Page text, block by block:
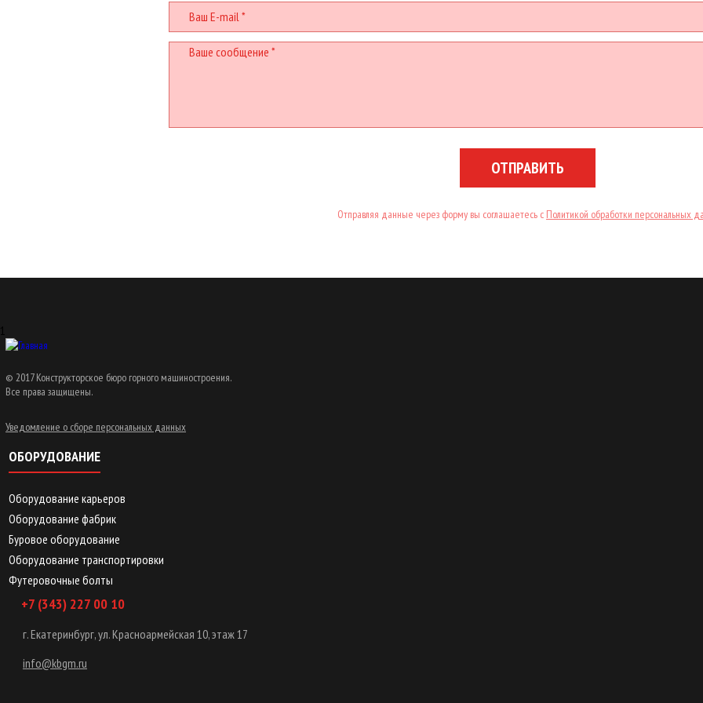
ОТПРАВИТЬ
Отправляя данные через форму вы соглашаетесь с Политикой обработки персональных
1
© 2017 Конструкторское бюро горного машиностроения.
Все права защищены.
Уведомление о сборе персональных данных
ОБОРУДОВАНИЕ
Оборудование карьеров
Оборудование фабрик
Буровое оборудование
Оборудование транспортировки
Футеровочные болты
+7 (343) 227 00 10
г. Екатеринбург, ул. Красноармейская 10, этаж 17
info@kbgm.ru